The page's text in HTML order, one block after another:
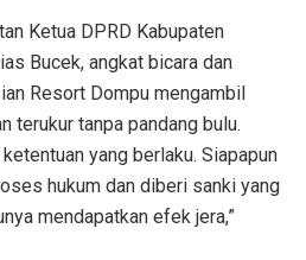
Ketua DPRD Kabupaten
Bucek, angkat bicara dan
Resort Dompu mengambil
terukur tanpa pandang bulu.
yang berlaku. Siapapun
hukum dan diberi sanki yang
mendapatkan efek jera,”